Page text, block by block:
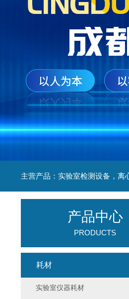
产品中心
PRODUCTS
耗材
实验室仪器耗材